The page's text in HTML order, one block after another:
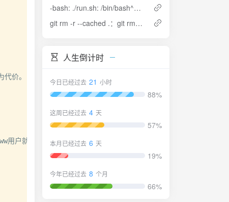
价。
用户就能解决此问题。
-bash: ./run.sh: /bin/bash^M: bad interpreter: No such file or directory 报错解决方法
git rm -r --cached .：git rm–r folder fatal:pathspec &quot;&quot; did not match any files 解决办法
人生倒计时
今日已经过去 21 小时
88%
这周已经过去 4 天
57%
本月已经过去 6 天
19%
今年已经过去 8 个月
66%